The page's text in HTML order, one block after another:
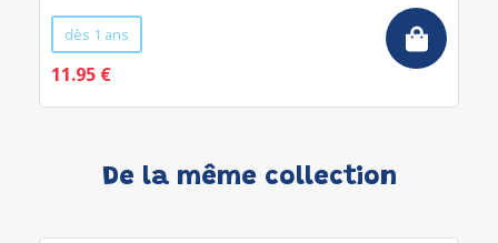
dès 1 ans
11.95 €
De la même collection